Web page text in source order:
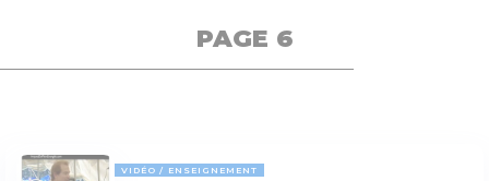
PAGE 6
VIDÉO ENSEIGNEMENT